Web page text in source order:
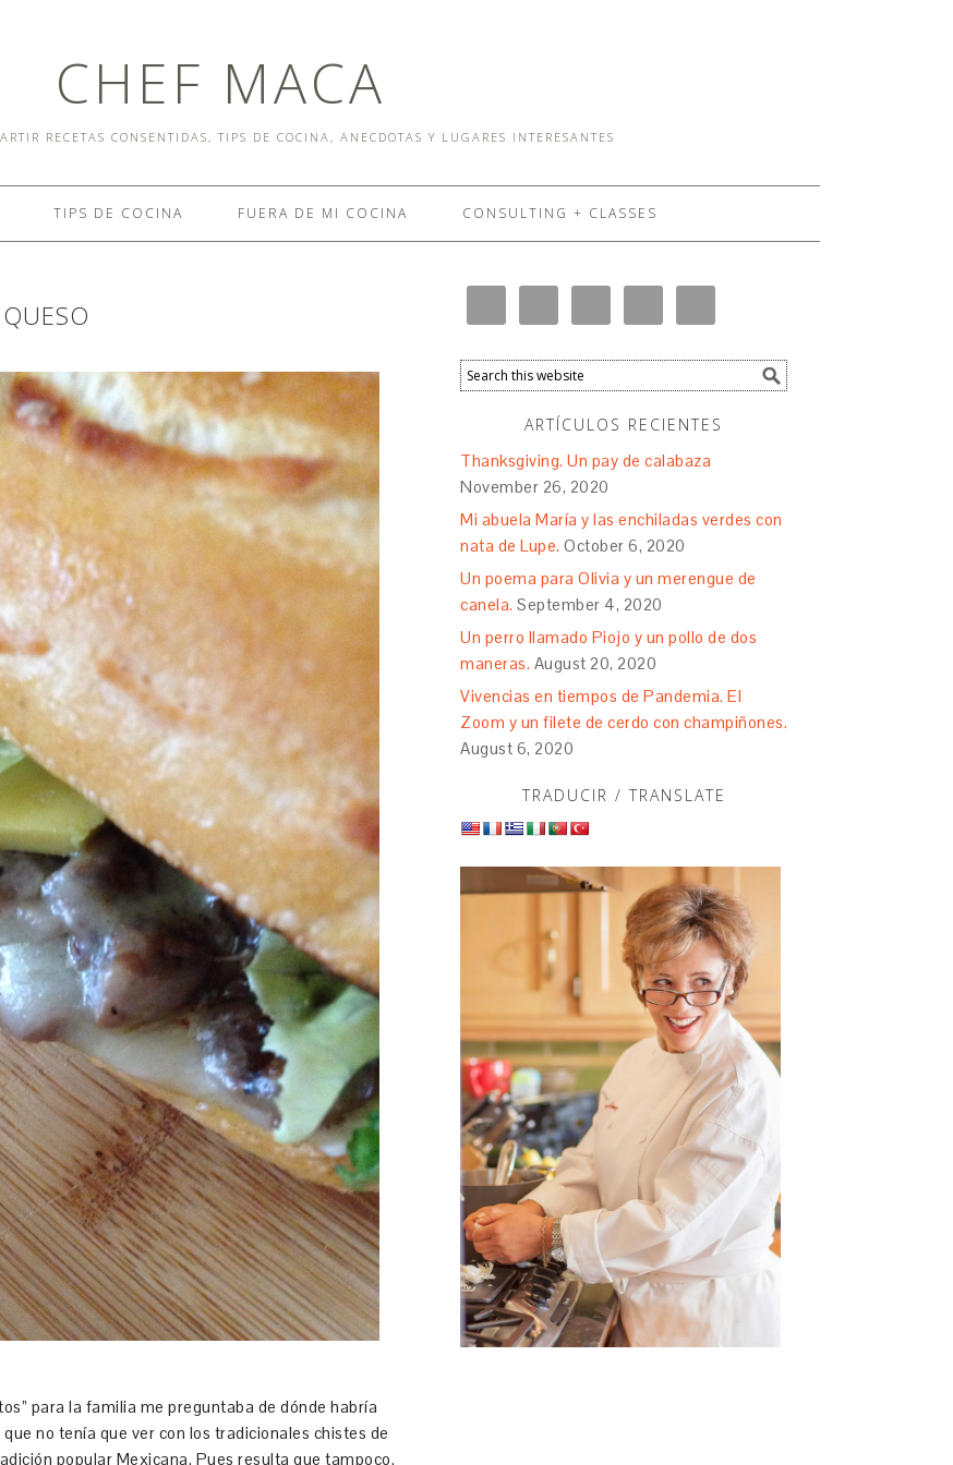
CHEF MACA
RECETAS CONSENTIDAS, TIPS DE COCINA, ANECDOTAS Y LUGARES INTERESANTES
TIPS DE COCINA FUERA DE MI COCINA CONSULTING + CLASSES
para la familia me preguntaba de dónde habría
no tenía que ver con los tradicionales chistes de
popular Mexicana. Pues resulta que tampoco.
ARTÍCULOS RECIENTES
Thanksgiving. Un pay de calabaza
November 26, 2020
Mi abuela María y las enchiladas verdes con
nata de Lupe. October 6, 2020
Un poema para Olivia y un merengue de
canela. September 4, 2020
Un perro llamado Piojo y un pollo de dos
maneras. August 20, 2020
Vivencias en tiempos de Pandemia. El
Zoom y un filete de cerdo con champiñones.
August 6, 2020
TRADUCIR / TRANSLATE